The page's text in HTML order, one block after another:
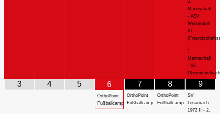
2.
Mannschaft
- ASV
Weisendorf
1.
Mannschaft
- SC
Obermichelbach
3 4 5 6
OrthoPoint
Fußballcamp
7
OrthoPoint
Fußballcamp
8
OrthoPoint
Fußballcamp
9
SV
Losaurach
1972 II - 2.